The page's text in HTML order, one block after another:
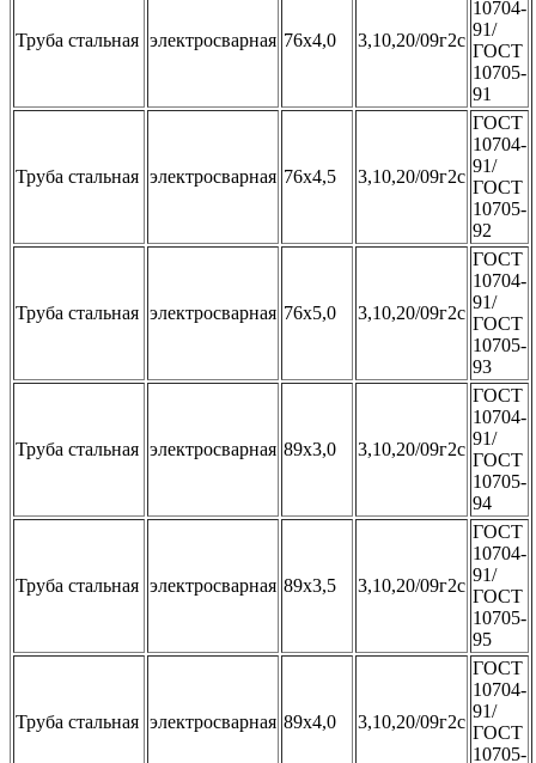
Труба стальная электросварная 76х4,0 3,10,20/09г2с
10704-
91/
ГОСТ
10705-
91
Труба стальная электросварная 76х4,5 3,10,20/09г2с
ГОСТ
10704-
91/
ГОСТ
10705-
92
Труба стальная электросварная 76х5,0 3,10,20/09г2с
ГОСТ
10704-
91/
ГОСТ
10705-
93
Труба стальная электросварная 89х3,0 3,10,20/09г2с
ГОСТ
10704-
91/
ГОСТ
10705-
94
Труба стальная электросварная 89х3,5 3,10,20/09г2с
ГОСТ
10704-
91/
ГОСТ
10705-
95
Труба стальная электросварная 89х4,0 3,10,20/09г2с
ГОСТ
10704-
91/
ГОСТ
10705-